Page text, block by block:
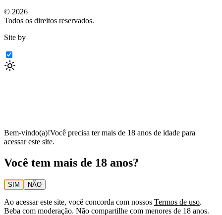
© 2026
Todos os direitos reservados.
Site by
Bem-vindo(a)!Você precisa ter mais de 18 anos de idade para
acessar este site.
Você tem mais de 18 anos?
SIM NÃO
Ao acessar este site, você concorda com nossos Termos de uso.
Beba com moderação. Não compartilhe com menores de 18 anos.